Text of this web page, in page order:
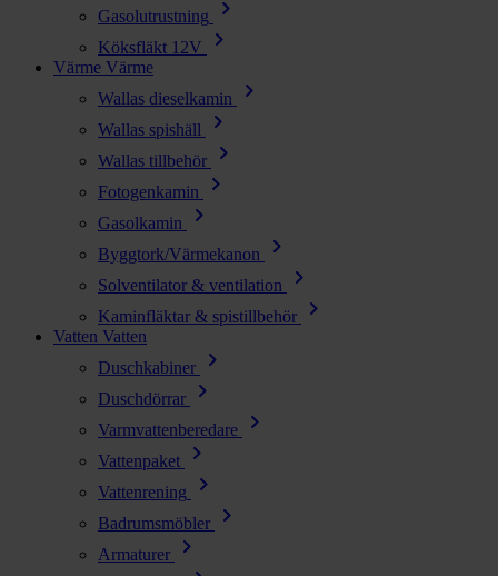
Gasolutrustning chevron_right
Köksfläkt 12V chevron_right
Värme Värme
Wallas dieselkamin
chevron_right
Wallas spishäll chevron_right
Wallas tillbehör chevron_right
Fotogenkamin chevron_right
Gasolkamin chevron_right
Byggtork/Värmekanon chevron_right
Solventilator & ventilation chevron_right
Kaminfläktar & spistillbehör chevron_right
Vatten Vatten
Duschkabiner
chevron_right
Duschdörrar chevron_right
Varmvattenberedare chevron_right
Vattenpaket chevron_right
Vattenrening chevron_right
Badrumsmöbler chevron_right
Armaturer chevron_right